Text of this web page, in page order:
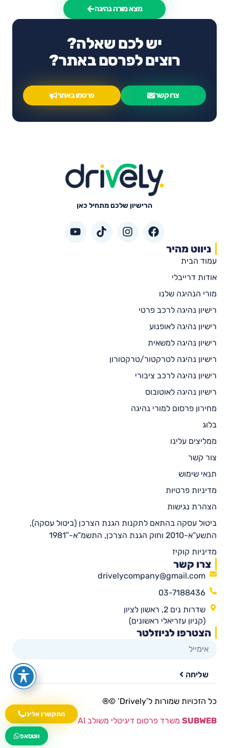
התקשרו אלינו
wa.me/535216644
ווטסאפ
מצא מורה נהיגה
יש לכם שאלה?
רוצים לפרסם באתר?
צרו קשר פרסמו באתר
הרישיון שלכם מתחיל כאן
ניווט מהיר
עמוד הבית
אודות דרייבלי
מורי הנהיגה שלנו
רישיון נהיגה לרכב פרטי
רישיון נהיגה לאופנוע
רישיון נהיגה למשאית
רישיון נהיגה לטרקטור/טרקטורון
רישיון נהיגה לרכב ציבורי
רישיון נהיגה לאוטובוס
מחירון פרסום למורי נהיגה
בלוג
ממליצים עלינו
צור קשר
תנאי שימוש
מדיניות פרטיות
הצהרת נגישות
ביטול עסקה בהתאם לתקנות הגנת הצרכן (ביטול עסקה),
התשע”א-2010 וחוק הגנת הצרכן, התשמ”א-1981″
מדיניות קוקיז
צרו קשר
drivelycompany@gmail.com
03-7188436
שדרות נים 2, ראשון לציון
(קניון עזריאלי ראשונים)
הצטרפו לניוזלטר
שליחה
כל הזכויות שמורות ל’Drively’ ©®​
SUBWEB משרד פרסום דיגיטלי משולב AI